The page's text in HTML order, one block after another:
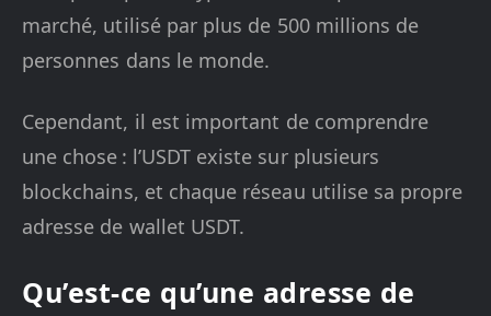
marché, utilisé par plus de 500 millions de
personnes dans le monde.
Cependant, il est important de comprendre
une chose : l’USDT existe sur plusieurs
blockchains, et chaque réseau utilise sa propre
adresse de wallet USDT.
Qu’est-ce qu’une adresse de